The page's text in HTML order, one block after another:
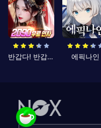
반갑다! 반갑삼국지 에픽나인